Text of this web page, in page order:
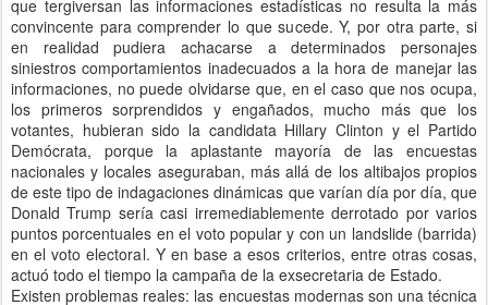
que tergiversan las informaciones estadísticas no resulta la más
convincente para comprender lo que sucede. Y, por otra parte, si
en realidad pudiera achacarse a determinados personajes
siniestros comportamientos inadecuados a la hora de manejar las
informaciones, no puede olvidarse que, en el caso que nos ocupa,
los primeros sorprendidos y engañados, mucho más que los
votantes, hubieran sido la candidata Hillary Clinton y el Partido
Demócrata, porque la aplastante mayoría de las encuestas
nacionales y locales aseguraban, más allá de los altibajos propios
de este tipo de indagaciones dinámicas que varían día por día, que
Donald Trump sería casi irremediablemente derrotado por varios
puntos porcentuales en el voto popular y con un landslide (barrida)
en el voto electoral. Y en base a esos criterios, entre otras cosas,
actuó todo el tiempo la campaña de la exsecretaria de Estado.
Existen problemas reales: las encuestas modernas son una técnica